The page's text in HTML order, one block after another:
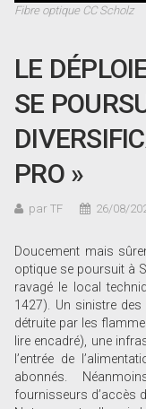
Fibre optique CC Scholz
LE
SE
PRO »
par TF 26/08/
Doucement mais
optique se poursuit à
ravagé le local
1427). Un sinistre
détruite par les
lire encadré), une
l’entrée de
abonnés.
fournisseurs d’accès